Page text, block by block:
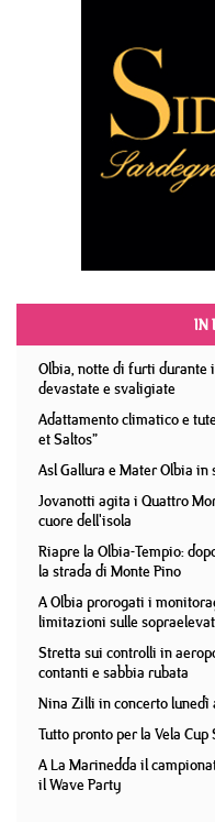
IN
Olbia, notte di furti durante
devastate e svaligiate
Adattamento climatico e
et Saltos”
Asl Gallura e Mater Olbia
Jovanotti agita i Quattro
cuore dell'isola
Riapre la Olbia-Tempio:
la strada di Monte Pino
A Olbia prorogati i
limitazioni sulle
Stretta sui controlli in
contanti e sabbia rubata
Nina Zilli in concerto lunedì
Tutto pronto per la Vela
A La Marinedda il
il Wave Party